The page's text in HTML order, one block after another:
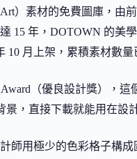
）素材的免費圖庫，由前
15 年，DOTOWN 的美
10 月上架，累積素材數量
（優良設計獎），
，直接下載就能用在設
師用極少的色彩格子構